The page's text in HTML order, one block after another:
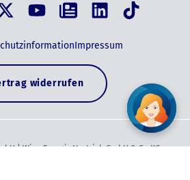
Impressum
widerrufen
| Wien Energie Vertrieb GmbH & Co KG